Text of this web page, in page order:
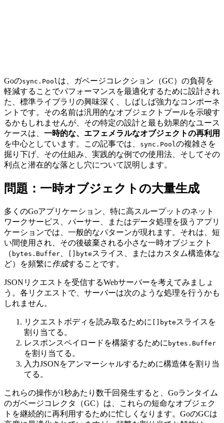
Goのsync.Poolは、ガベージコレクション（GC）の負荷を
軽減することでパフォーマンスを最適化するために設計され
た、標準ライブラリの興味深く、しばしば強力なコンポーネ
ントです。その名前は汎用的なオブジェクトプールを示唆す
るかもしれませんが、その特定の設計と最も効果的なユース
ケースは、 一時的な、エフェメラルなオブジェクトの再利用
を中心としています。この記事では、
sync.Poolの複雑さを
掘り下げ、その仕組み、実践的な例での使用法、そしてその
利点と潜在的な落とし穴について説明します。
問題：一時オブジェクトの大量生成
多くのGoアプリケーション、特に高スループットのネット
ワークサービス、パーサー、またはデータ処理を扱うアプリ
ケーションでは、一般的なパターンが現れます。それは、短
い間使用され、その後破棄される小さな一時オブジェクト
（ bytes.Buffer []byte スライス、またはカスタム構造体な
ど）を頻繁に作成することです。
JSONリクエストを受信するWebサーバーを考えてみましょ
う。各リクエストで、サーバーは次のような処理を行うかも
しれません。
リクエストボディを読み取るために []byte スライスを
割り当てる。
レスポンスペイロードを構築するために bytes.Buffer
を割り当てる。
入力JSONをアンマーシャルするために構造体を割り当
てる。
これらの操作が1秒あたり数千回発生すると、Goランタイム
のガベージコレクタ（GC）は、これらの短命なオブジェク
トを継続的に再利用するために忙しくなります。GoのGCは